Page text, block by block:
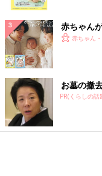
赤ちゃん
赤ちゃん
お墓の撤
PR(くらしの話